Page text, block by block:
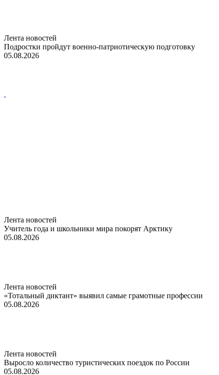
Лента новостей
Подростки пройдут военно-патриотическую подготовку
05.08.2026
Лента новостей
Учитель года и школьники мира покорят Арктику
05.08.2026
Лента новостей
«Тотальный диктант» выявил самые грамотные профессии
05.08.2026
Лента новостей
Выросло количество туристических поездок по России
05.08.2026